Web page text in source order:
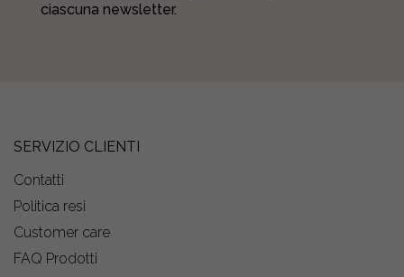
ciascuna newsletter.
SERVIZIO CLIENTI
Contatti
Politica resi
Customer care
FAQ Prodotti